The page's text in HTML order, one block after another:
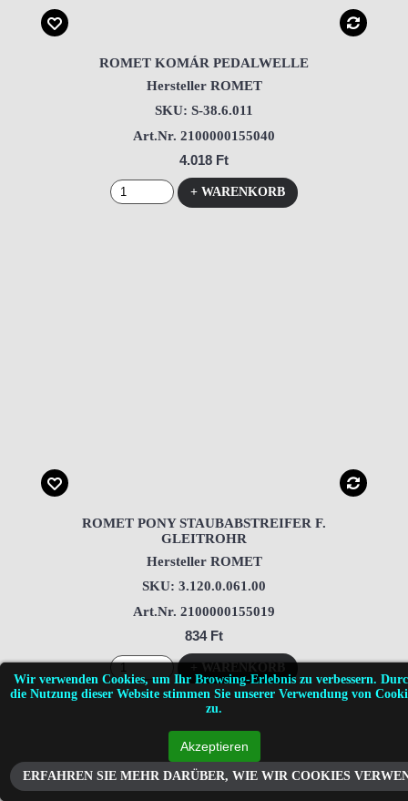
Wir verwenden Cookies, um Ihr Browsing-Erlebnis zu verbessern.
die Nutzung dieser Website stimmen Sie unserer Verwendung von
zu.
ERFAHREN SIE MEHR DARÜBER, WIE WIR COOKIES
ROMET KOMÁR PEDALWELLE
Hersteller ROMET
SKU: S-38.6.011
Art.Nr. 2100000155040
4.018 Ft
+ WARENKORB
ROMET PONY STAUBABSTREIFER F.
GLEITROHR
Hersteller ROMET
SKU: 3.120.0.061.00
Art.Nr. 2100000155019
834 Ft